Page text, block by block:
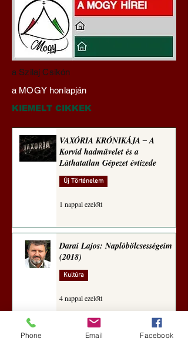
Darai Lajos:
Naplóbölcsességeim
(2022)
a Szilaj Csikón
a MOGY honlapján
KIEMELT CIKKEK
VAXÓRIA KRÓNIKÁJA ‒ A
Korvid hadművelet és a
Láthatatlan Gépezet évtizede
Új Történelem
1 nappal ezelőtt
Darai Lajos: Naplóbölcsességeim
(2018)
Kultúra
4 nappal ezelőtt
Phone Email Facebook